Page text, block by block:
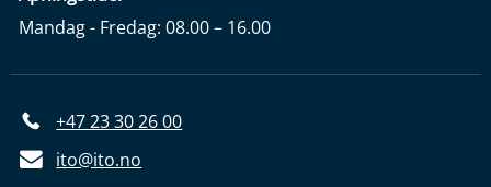
Mandag - Fredag: 08.00 – 16.00
+47 23 30 26 00
ito@ito.no